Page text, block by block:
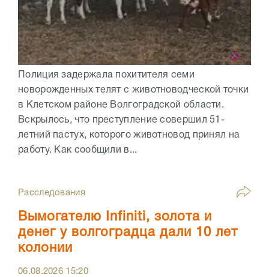
Полиция задержала похитителя семи
новорожденных телят с животноводческой точки
в Клетском районе Волгоградской области.
Вскрылось, что преступление совершил 51-
летний пастух, которого животновод принял на
работу. Как сообщили в...
Расследования
Вымогателю Infiniti, золота и
денег у волгоградца дали 10 лет
колонии
06.08.2026 15:20